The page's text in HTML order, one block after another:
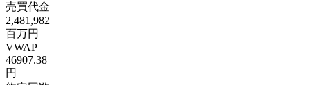
売買代金
2,481,982
百万円
VWAP
46907.38
円